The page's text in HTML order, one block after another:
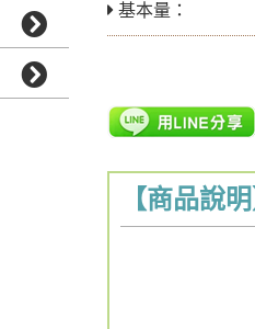
基本量：
【商品說明